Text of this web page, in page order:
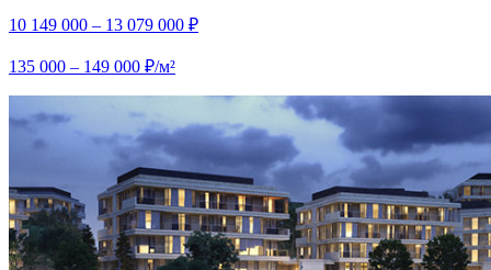
10 149 000 – 13 079 000 ₽
135 000 – 149 000 ₽/м²